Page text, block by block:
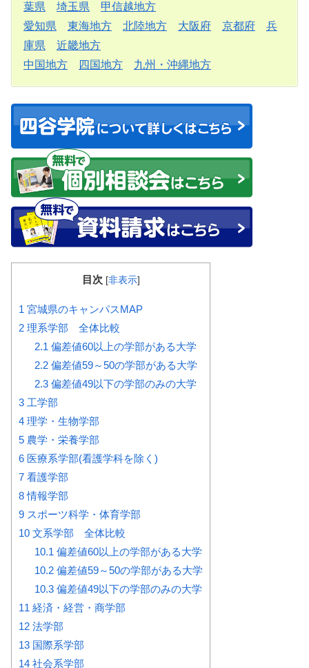
葉県
埼玉県
甲信越地方
愛知県
東海地方 北陸地方 大阪府 京都府
兵
庫県
近畿地方
中国地方
四国地方 九州・沖縄地方
目次 [非表示]
1 宮城県のキャンパスMAP
2 理系学部 全体比較
2.1 偏差値60以上の学部がある大学
2.2偏差値59～50の学部がある大学
2.3偏差値49以下の学部のみの大学
3 工学部
4 理学・生物学部
5 農学・栄養学部
6 医療系学部(看護学科を除く)
7 看護学部
8情報学部
9 スポーツ科学・体育学部
10 文系学部 全体比較
10.1 偏差値60以上の学部がある大学
10.2偏差値59～50の学部がある大学
10.3偏差値49以下の学部のみの大学
11 経済・経営・商学部
12 法学部
13 国際系学部
14 社会系学部